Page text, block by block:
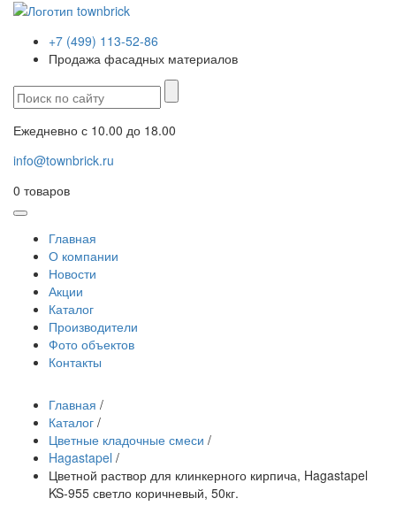
+7 (499) 113-52-86
Продажа фасадных материалов
Ежедневно с 10.00 до 18.00
info@townbrick.ru
0 товаров
Главная
О компании
Новости
Акции
Каталог
Производители
Фото объектов
Контакты
Главная /
Каталог /
Цветные кладочные смеси /
Hagastapel /
Цветной раствор для клинкерного кирпича, Hagastapel
KS-955 светло коричневый, 50кг.